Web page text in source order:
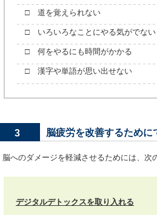
□ 道を覚えられない
□ いろいろなことにやる気がでない
□ 何をやるにも時間がかかる
□ 漢字や単語が思い出せない
3 脳疲労を改善するために
へのダメージを軽減させるためには、次
デジタルデトックスを取り入れる